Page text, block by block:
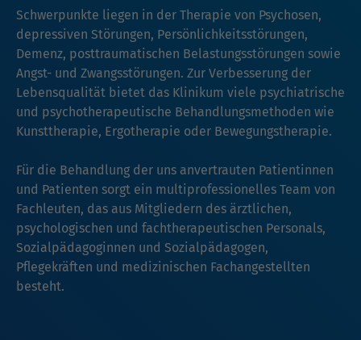
Schwerpunkte liegen in der Therapie von Psychosen,
depressiven Störungen, Persönlichkeitsstörungen,
Demenz, posttraumatischen Belastungsstörungen sowie
Angst- und Zwangsstörungen. Zur Verbesserung der
Lebensqualität bietet das Klinikum viele psychiatrische
und psychotherapeutische Behandlungsmethoden wie
Kunsttherapie, Ergotherapie oder Bewegungstherapie.
Für die Behandlung der uns anvertrauten Patientinnen
und Patienten sorgt ein multiprofessionelles Team von
Fachleuten, das aus Mitgliedern des ärztlichen,
psychologischen und fachtherapeutischen Personals,
Sozialpädagoginnen und Sozialpädagogen,
Pflegekräften und medizinischen Fachangestellten
besteht.